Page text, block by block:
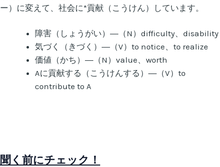
ー）に変えて、社会に*貢献（こうけん）しています。
障害（しょうがい）―（N）difficulty、disability
気づく（きづく）―（V）to notice、to realize
価値（かち）―（N）value、worth
Aに貢献する（こうけんする）―（V）to
contribute to A
聞く前にチェック！